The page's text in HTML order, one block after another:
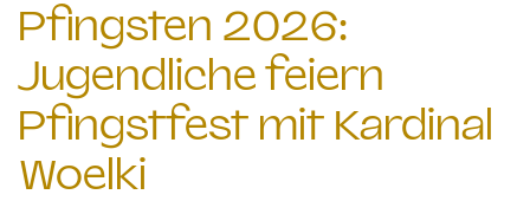
Pfingsten 2026:
Jugendliche feiern
Pfingstfest mit Kardinal
Woelki